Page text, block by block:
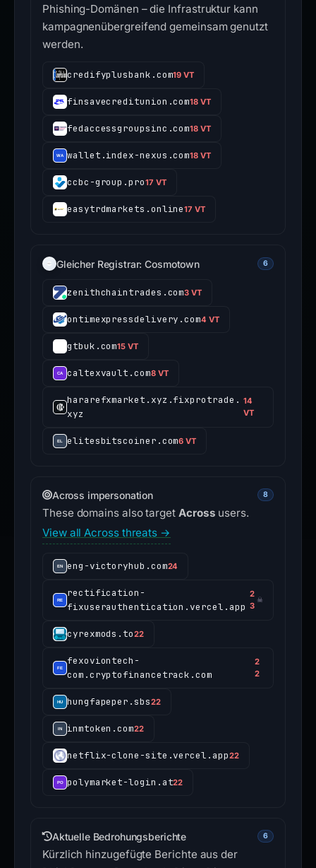
Phishing-Domänen – die Infrastruktur kann
kampagnenübergreifend gemeinsam genutzt
werden.
credifyplusbank.com19 VT
finsavecreditunion.com18 VT
fedaccessgroupsinc.com18 VT
wallet.index-nexus.com18 VT
ccbc-group.pro17 VT
easytrdmarkets.online17 VT
Gleicher Registrar: Cosmotown 6
zenithchaintrades.com3 VT
ontimexpressdelivery.com4 VT
gtbuk.com15 VT
caltexvault.com8 VT
hararefxmarket.xyz.fixprotrade.
xyz
14
VT
elitesbitscoiner.com6 VT
Across impersonation 8
These domains also target Across users.
View all Across threats →
eng-victoryhub.com24
rectification-
fixuserauthentication.vercel.app
2
3
☠
cyrexmods.to22
fexoviontech-
com.cryptofinancetrack.com
2
2
hungfapeper.sbs22
inmtoken.com22
netflix-clone-site.vercel.app22
polymarket-login.at22
Aktuelle Bedrohungsberichte 6
Kürzlich hinzugefügte Berichte aus der